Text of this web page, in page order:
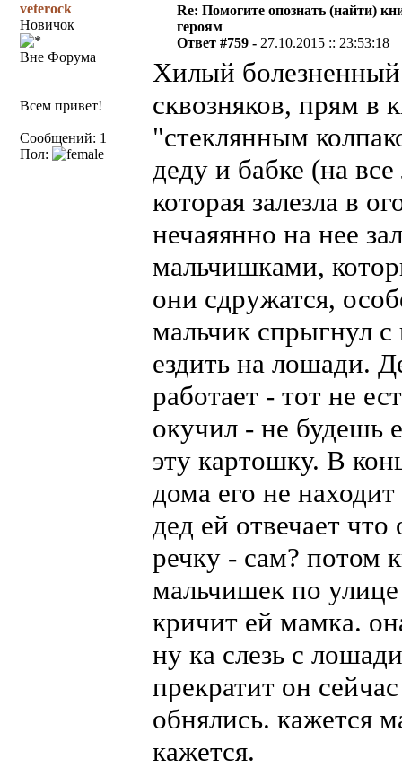
veterock
Новичок
Вне Форума
Всем привет!
Сообщений: 1
Пол:
Re: Помогите опознать (найти)
героям
Ответ #759 - 27.10.2015 :: 23:53:18
Хилый
сквозняков, прям в
"стеклянным
деду и бабке (на
которая залезла в
нечаяянно на нее
мальчишками,
они сдружатся,
мальчик спрыгнул
ездить на лошади.
работает - тот не
окучил - не будешь
эту картошку. В
дома его не
дед ей отвечает
речку - сам? потом
мальчишек по
кричит ей мамка.
ну ка слезь с
прекратит он
обнялись. кажется
кажется.